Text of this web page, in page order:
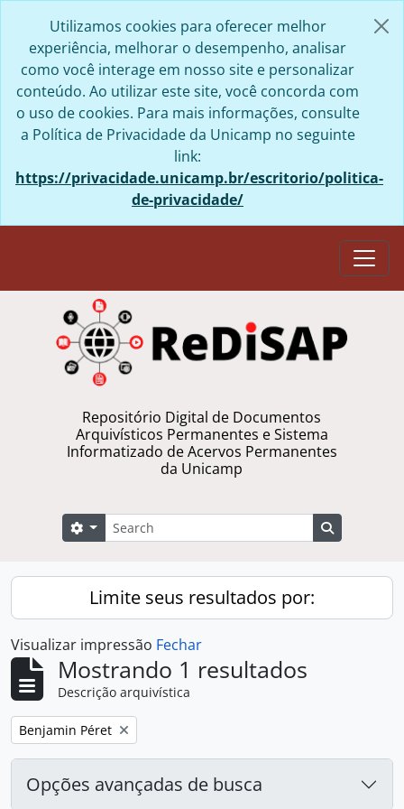
Utilizamos cookies para oferecer melhor
experiência, melhorar o desempenho, analisar
como você interage em nosso site e personalizar
conteúdo. Ao utilizar este site, você concorda com
o uso de cookies. Para mais informações, consulte
a Política de Privacidade da Unicamp no seguinte
link:
https://privacidade.unicamp.br/escritorio/politica-
de-privacidade/
Repositório Digital de Documentos
Arquivísticos Permanentes e Sistema
Informatizado de Acervos Permanentes
da Unicamp
Buscar
Opções de busca
Limite seus resultados por:
Visualizar impressão Fechar
Mostrando 1 resultados
Descrição arquivística
Remover filtro:
Benjamin Péret
Opções avançadas de busca